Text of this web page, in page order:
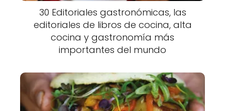
30 Editoriales gastronómicas, las
editoriales de libros de cocina, alta
cocina y gastronomía más
importantes del mundo